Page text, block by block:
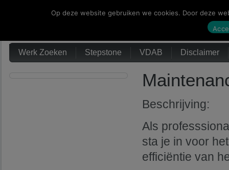
Werk Zoeken Stepstone VDAB Disclaimer
Beschrijving:
Als
sta je in voor
efficiëntie van
Op deze website gebruiken we cookies. Door deze